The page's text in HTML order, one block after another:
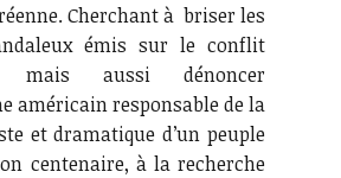
Cherchant à briser les
émis sur le conflit
mais aussi dénoncer
américain responsable de la
et dramatique d’un peuple
centenaire, à la recherche